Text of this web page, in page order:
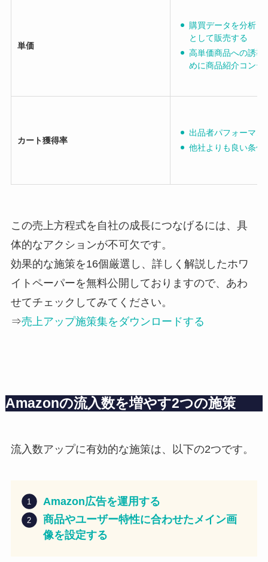
単価
購買データを分析し
として販売する
高単価商品への誘導
めに商品紹介コンテ
カート獲得率
出品者パフォーマン
他社よりも良い条件
この売上方程式を自社の成長につなげるには、具
体的なアクションが不可欠です。
効果的な施策を16個厳選し、詳しく解説したホワ
イトペーパーを無料公開しておりますので、あわ
せてチェックしてみてください。
⇒売上アップ施策集をダウンロードする
Amazonの流入数を増やす2つの施策
流入数アップに有効的な施策は、以下の2つです。
Amazon広告を運用する
商品やユーザー特性に合わせたメイン画
像を設定する